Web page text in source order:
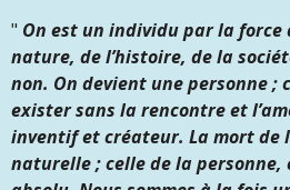
" On est un individu par la force
nature, de l’histoire, de la
non. On devient une personne ;
exister sans la rencontre et
inventif et créateur. La mort de
naturelle ; celle de la personne,